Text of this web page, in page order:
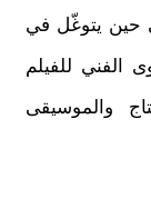
حين يتوغّل في
الفني للفيلم
والموسيقى